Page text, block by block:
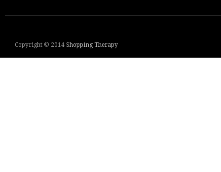
Copyright © 2014 Shopping Therapy